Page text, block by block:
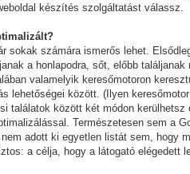
készítés szolgáltatást válassz.
sokak számára ismerős lehet.
a honlapodra, sőt, előbb találjanak
valamelyik keresőmotoron
lehetőségei között. (Ilyen
találatok között két módon kerülhetsz
Természetesen sem a
adott ki egyetlen listát sem, hogy
a célja, hogy a látogató elégedett